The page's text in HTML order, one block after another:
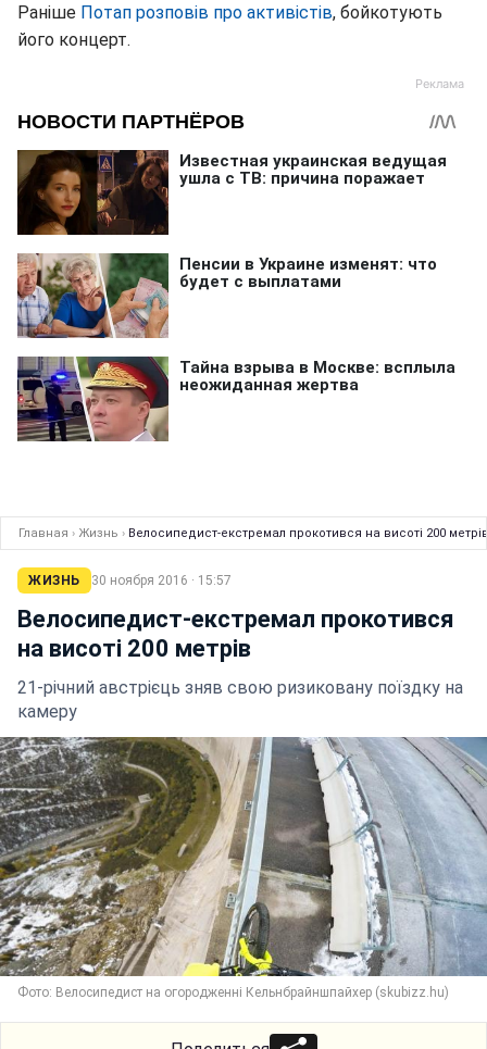
Раніше Потап розповів про активістів, бойкотують
його концерт.
Главная › Жизнь › Велосипедист-екстремал прокотився на висоті 200
ЖИЗНЬ 30 ноября 2016 · 15:57
Велосипедист-екстремал прокотився
на висоті 200 метрів
21-річний австрієць зняв свою ризиковану поїздку на
камеру
Фото: Велосипедист на огородженні Кельнбрайншпайхер (skubizz.hu)